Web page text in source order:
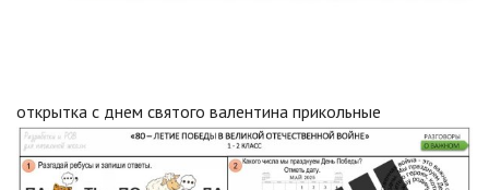
открытка с днем святого валентина прикольные